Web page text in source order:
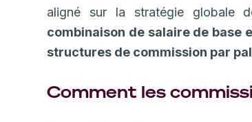
aligné sur la stratégie globale
combinaison de salaire de base
structures de commission par
Comment les